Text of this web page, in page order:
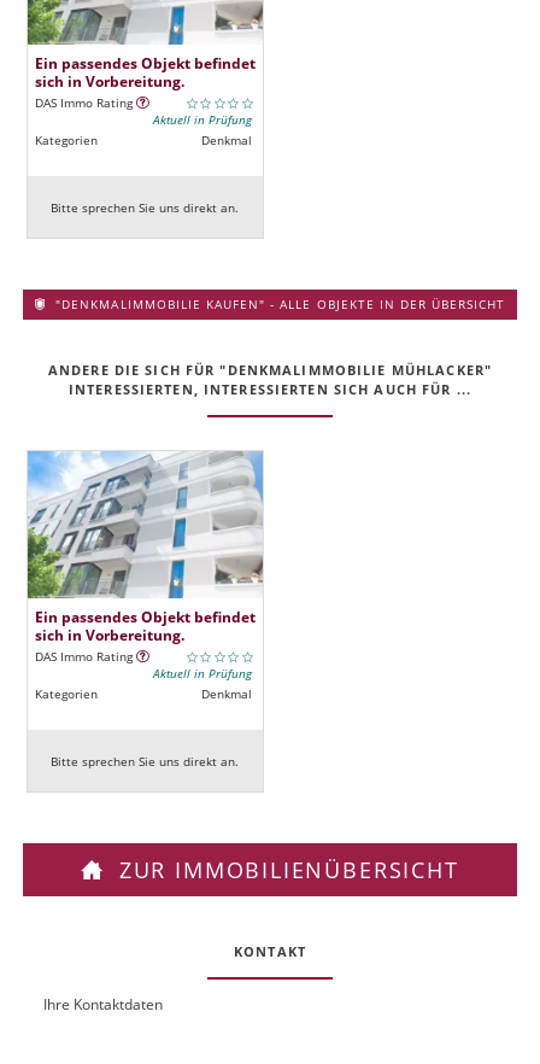
Ein passendes Objekt befindet
sich in Vorbereitung.
DAS Immo Rating
Aktuell in Prüfung
Kategorien
Denkmal
Bitte sprechen Sie uns direkt an.
"DENKMALIMMOBILIE KAUFEN" - ALLE OBJEKTE IN DER ÜBERSICHT
ANDERE DIE SICH FÜR "DENKMALIMMOBILIE MÜHLACKER"
INTERESSIERTEN, INTERESSIERTEN SICH AUCH FÜR ...
Ein passendes Objekt befindet
sich in Vorbereitung.
DAS Immo Rating
Aktuell in Prüfung
Kategorien
Denkmal
Bitte sprechen Sie uns direkt an.
ZUR IMMOBILIENÜBERSICHT
KONTAKT
OUIhre Kontaktdaten